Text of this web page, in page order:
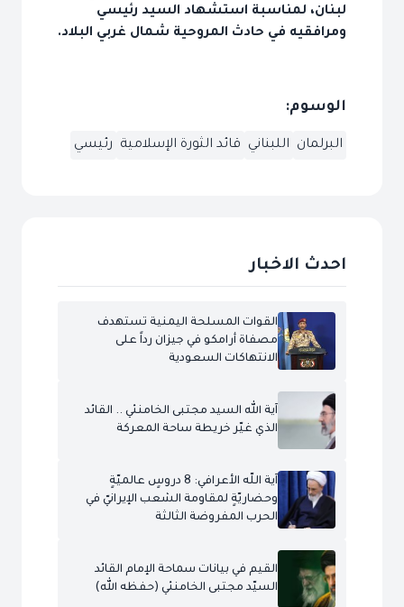
لبنان، لمناسبة استشهاد السيد رئيسي
ومرافقيه في حادث المروحية شمال غربي البلاد.
الوسوم:
البرلمان اللبناني قائد الثورة الإسلامية رئيسي
احدث الاخبار
القوات المسلحة اليمنية تستهدف
مصفاة أرامكو في جيزان رداً على
الانتهاكات السعودية
آية الله السيد مجتبى الخامنئي .. القائد
الذي غيّر خريطة ساحة المعركة
آية اللّه الأعرافي: 8 دروسٍ عالميّةٍ
وحضاريّةٍ لمقاومة الشعب الإيرانيّ في
الحرب المفروضة الثالثة
القيم في بيانات سماحة الإمام القائد
السيّد مجتبى الخامنئي (حفظه الله)